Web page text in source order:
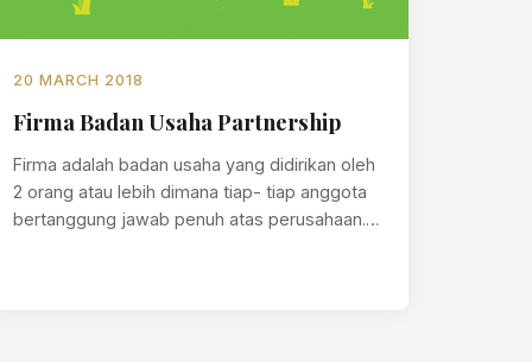
20 MARCH 2018
Firma Badan Usaha Partnership
Firma adalah badan usaha yang didirikan oleh
2 orang atau lebih dimana tiap- tiap anggota
bertanggung jawab penuh atas perusahaan.…